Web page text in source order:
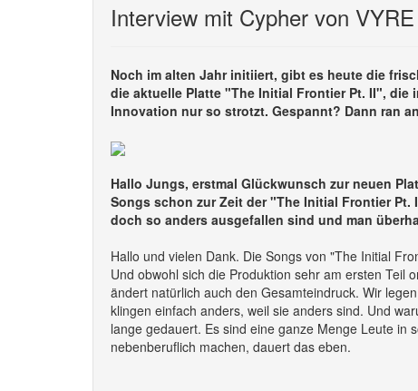
Interview mit Cypher von VYRE
Noch im alten Jahr initiiert, gibt es heute die
die aktuelle Platte "The Initial Frontier Pt. II",
Innovation nur so strotzt. Gespannt? Dann ran
Hallo Jungs, erstmal Glückwunsch zur neuen
Songs schon zur Zeit der "The Initial Frontier
doch so anders ausgefallen sind und man
Hallo und vielen Dank. Die Songs von "The Initial
Und obwohl sich die Produktion sehr am ersten Teil
ändert natürlich auch den Gesamteindruck. Wir
klingen einfach anders, weil sie anders sind. Und
lange gedauert. Es sind eine ganze Menge Leute in
nebenberuflich machen, dauert das eben.